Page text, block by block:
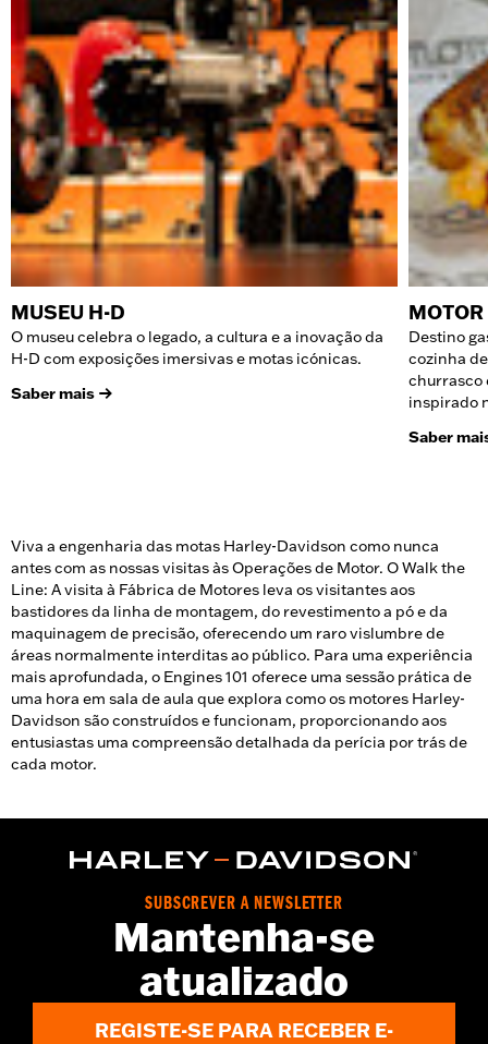
MUSEU H-D
O museu celebra o legado, a cultura e a inovação da
H-D com exposições imersivas e motas icónicas.
Saber mais
Destino
cozinha
churrasco
inspirado
Saber
Viva a engenharia das motas Harley-Davidson como nunca
antes com as nossas visitas às Operações de Motor. O Walk the
Line: A visita à Fábrica de Motores leva os visitantes aos
bastidores da linha de montagem, do revestimento a pó e da
maquinagem de precisão, oferecendo um raro vislumbre de
áreas normalmente interditas ao público. Para uma experiência
mais aprofundada, o Engines 101 oferece uma sessão prática de
uma hora em sala de aula que explora como os motores Harley-
Davidson são construídos e funcionam, proporcionando aos
entusiastas uma compreensão detalhada da perícia por trás de
cada motor.
SUBSCREVER A NEWSLETTER
Mantenha-se
atualizado
REGISTE-SE PARA RECEBER E-